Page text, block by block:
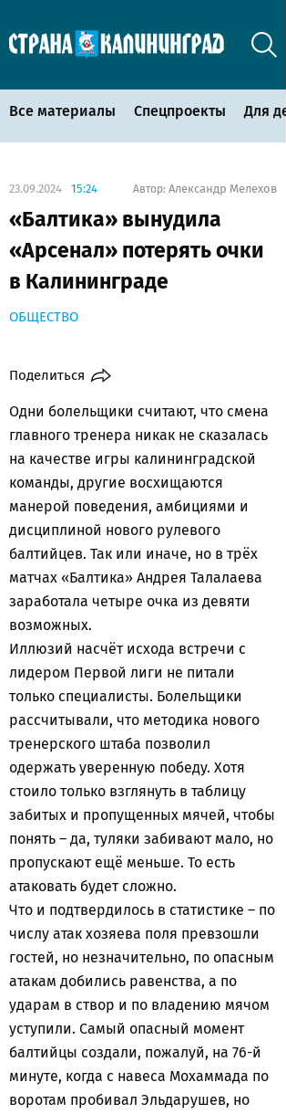
Все материалы Спецпроекты Для
23.09.2024 15:24 Автор: Александр Мелехов
«Балтика» вынудила
«Арсенал» потерять очки
в Калининграде
ОБЩЕСТВО
Поделиться
Одни болельщики считают, что смена
главного тренера никак не сказалась
на качестве игры калининградской
команды, другие восхищаются
манерой поведения, амбициями и
дисциплиной нового рулевого
балтийцев. Так или иначе, но в трёх
матчах «Балтика» Андрея Талалаева
заработала четыре очка из девяти
возможных.
Иллюзий насчёт исхода встречи с
лидером Первой лиги не питали
только специалисты. Болельщики
рассчитывали, что методика нового
тренерского штаба позволил
одержать уверенную победу. Хотя
стоило только взглянуть в таблицу
забитых и пропущенных мячей, чтобы
понять – да, туляки забивают мало, но
пропускают ещё меньше. То есть
атаковать будет сложно.
Что и подтвердилось в статистике – по
числу атак хозяева поля превзошли
гостей, но незначительно, по опасным
атакам добились равенства, а по
ударам в створ и по владению мячом
уступили. Самый опасный момент
балтийцы создали, пожалуй, на 76-й
минуте, когда с навеса Мохаммада по
воротам пробивал Эльдарушев, но